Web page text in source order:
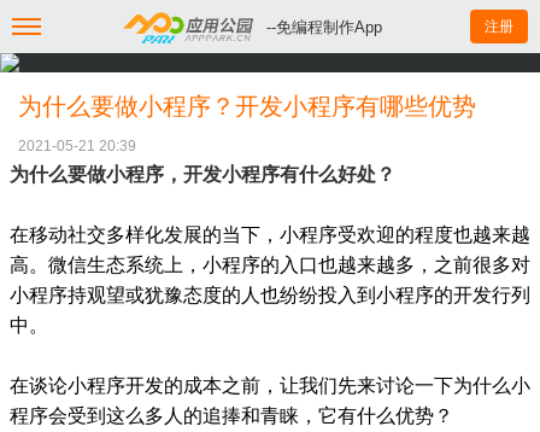
--免编程制作App 注册
为什么要做小程序？开发小程序有哪些优势
2021-05-21 20:39
为什么要做小程序，开发小程序有什么好处？
在移动社交多样化发展的当下，小程序受欢迎的程度也越来越
高。微信生态系统上，小程序的入口也越来越多，之前很多对
小程序持观望或犹豫态度的人也纷纷投入到小程序的开发行列
中。
在谈论小程序开发的成本之前，让我们先来讨论一下为什么小
程序会受到这么多人的追捧和青睐，它有什么优势？